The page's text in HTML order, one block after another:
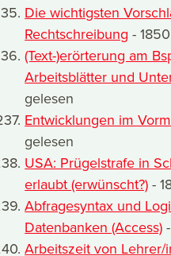
Die wichtigsten
Rechtschreibung -
(Text-)erörterung am
Arbeitsblätter und
gelesen
Entwicklungen im
gelesen
USA: Prügelstrafe in
erlaubt (erwünscht?) -
Abfragesyntax und
Datenbanken (Access)
Arbeitszeit von